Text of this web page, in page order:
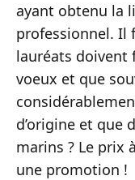
ayant obtenu la
professionnel. Il
lauréats doivent
voeux et que
d’origine et que
marins ? Le prix
une promotion !